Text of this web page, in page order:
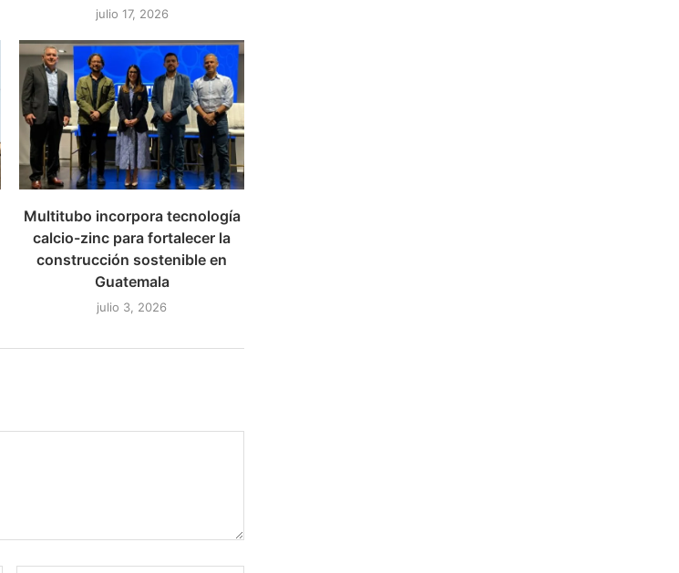
julio 17, 2026
Multitubo incorpora tecnología
calcio-zinc para fortalecer la
construcción sostenible en
Guatemala
julio 3, 2026